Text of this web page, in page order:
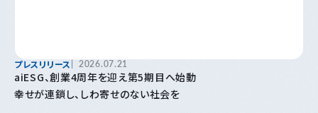
プレスリリース 2026.07.21
aiESG、創業4周年を迎え第5期目へ始動
幸せが連鎖し、しわ寄せのない社会を